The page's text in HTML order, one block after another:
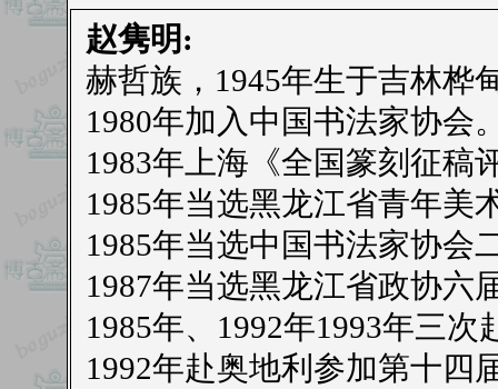
赵隽明:
赫哲族，1945年生于吉林桦
1980年加入中国书法家协会
1983年上海《全国篆刻征稿
1985年当选黑龙江省青年美
1985年当选中国书法家协会
1987年当选黑龙江省政协六
1985年、1992年1993年三
1992年赴奥地利参加第十四